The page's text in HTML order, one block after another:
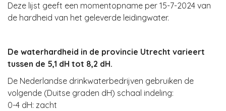
Deze lijst geeft een momentopname per 15-7-2024 van
de hardheid van het geleverde leidingwater.
De waterhardheid in de provincie Utrecht varieert
tussen de 5,1 dH tot 8,2 dH.
De Nederlandse drinkwaterbedrijven gebruiken de
volgende (Duitse graden dH) schaal indeling:
0-4 dH: zacht